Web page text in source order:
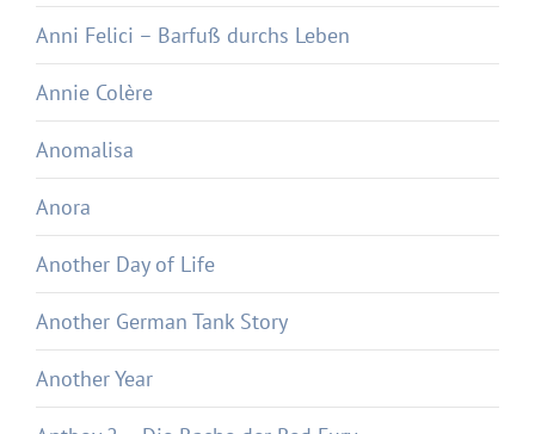
Anni Felici – Barfuß durchs Leben
Annie Colère
Anomalisa
Anora
Another Day of Life
Another German Tank Story
Another Year